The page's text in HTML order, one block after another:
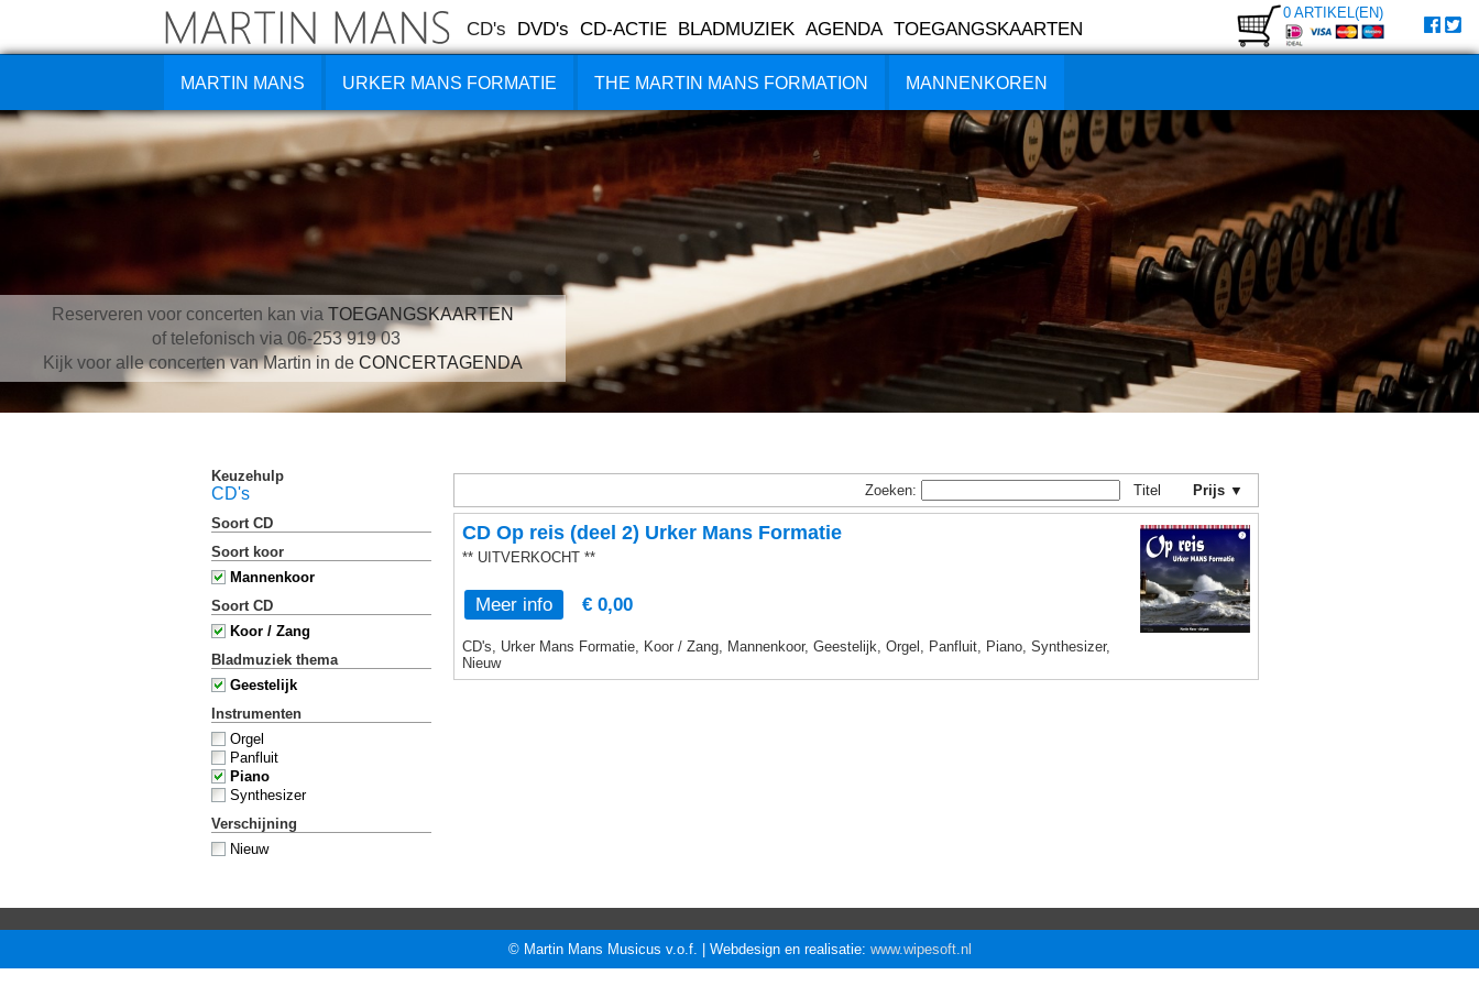
CD's DVD's CD-ACTIE BLADMUZIEK AGENDA TOEGANGSKAARTEN
0 ARTIKEL(EN)
MARTIN MANS URKER MANS FORMATIE THE MARTIN MANS FORMATION MANNENKOREN
Reserveren voor concerten kan via TOEGANGSKAARTEN
of telefonisch via 06-253 919 03
Kijk voor alle concerten van Martin in de CONCERTAGENDA
Keuzehulp
CD's
Soort CD
Soort koor
Mannenkoor
Soort CD
Koor / Zang
Bladmuziek thema
Geestelijk
Instrumenten
Orgel
Panfluit
Piano
Synthesizer
Verschijning
Nieuw
Zoeken: Titel Prijs ▼
CD Op reis (deel 2) Urker Mans Formatie
** UITVERKOCHT **
Meer info € 0,00
CD's, Urker Mans Formatie, Koor / Zang, Mannenkoor, Geestelijk, Orgel, Panfluit, Piano, Synthesizer,
Nieuw
© Martin Mans Musicus v.o.f. | Webdesign en realisatie: www.wipesoft.nl